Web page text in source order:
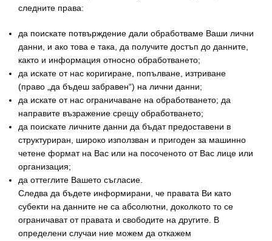
следните права:
да поискате потвърждение дали обработваме Ваши лични
данни, и ако това е така, да получите достъп до данните,
както и информация относно обработването;
да искате от нас коригиране, попълване, изтриване
(право „да бъдеш забравен“) на лични данни;
да искате от нас ограничаване на обработването; да
направите възражение срещу обработването;
да поискате личните данни да бъдат предоставени в
структуриран, широко използван и пригоден за машинно
четене формат на Вас или на посоченото от Вас лице или
организация;
да оттеглите Вашето съгласие.
Следва да бъдете информирани, че правата Ви като
субекти на данните не са абсолютни, доколкото то се
ограничават от правата и свободите на другите. В
определени случаи ние можем да откажем